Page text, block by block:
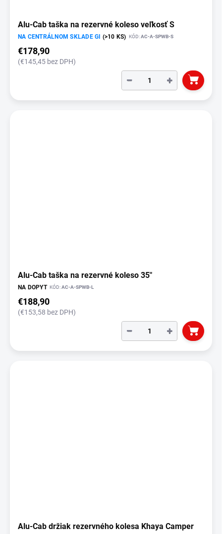
Alu-Cab taška na rezervné koleso veľkosť S
NA CENTRÁLNOM SKLADE GI (>10 KS) KÓD:AC-A-SPWB-S
€178,90
(€145,45 bez DPH)
+
−
Alu-Cab taška na rezervné koleso 35"
NA DOPYT KÓD:AC-A-SPWB-L
€188,90
(€153,58 bez DPH)
+
−
Alu-Cab držiak rezervného kolesa Khaya Camper